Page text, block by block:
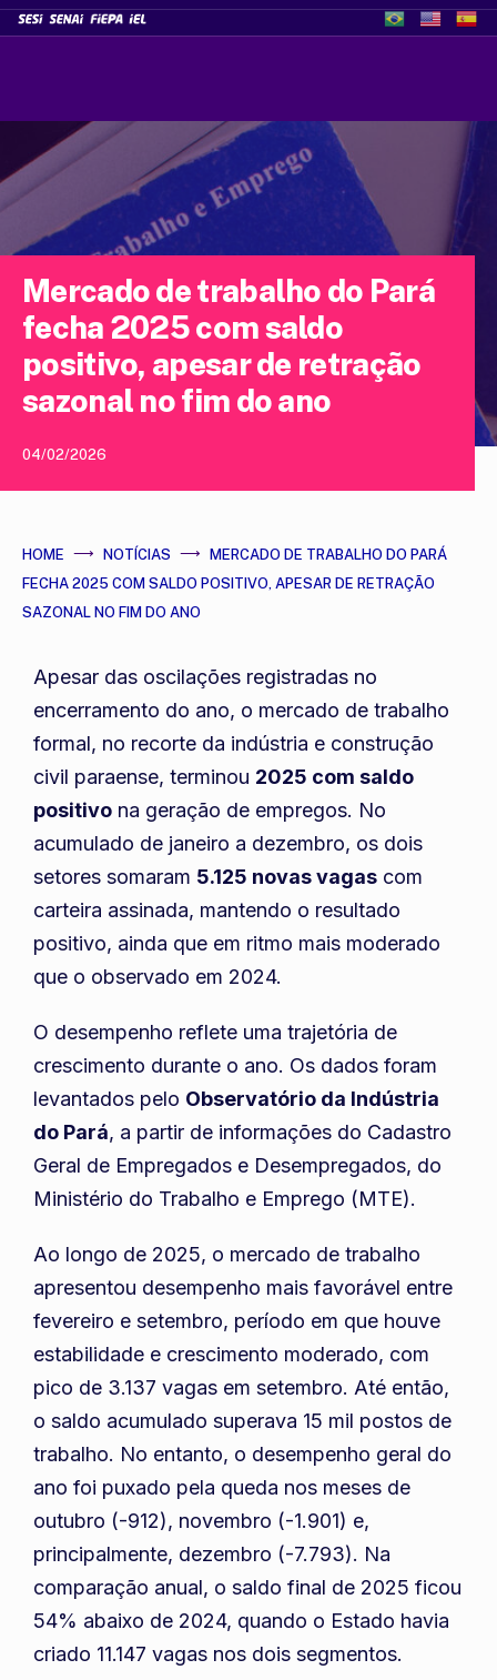
Mercado de trabalho do Pará
fecha 2025 com saldo
positivo, apesar de retração
sazonal no fim do ano
04/02/2026
HOME NOTÍCIAS
MERCADO DE TRABALHO DO PARÁ
FECHA 2025 COM SALDO POSITIVO, APESAR DE RETRAÇÃO
SAZONAL NO FIM DO ANO
Apesar das oscilações registradas no
encerramento do ano, o mercado de trabalho
formal, no recorte da indústria e construção
civil paraense, terminou 2025 com saldo
positivo na geração de empregos. No
acumulado de janeiro a dezembro, os dois
setores somaram 5.125 novas vagas com
carteira assinada, mantendo o resultado
positivo, ainda que em ritmo mais moderado
que o observado em 2024.
O desempenho reflete uma trajetória de
crescimento durante o ano. Os dados foram
levantados pelo Observatório da Indústria
do Pará, a partir de informações do Cadastro
Geral de Empregados e Desempregados, do
Ministério do Trabalho e Emprego (MTE).
Ao longo de 2025, o mercado de trabalho
apresentou desempenho mais favorável entre
fevereiro e setembro, período em que houve
estabilidade e crescimento moderado, com
pico de 3.137 vagas em setembro. Até então,
o saldo acumulado superava 15 mil postos de
trabalho. No entanto, o desempenho geral do
ano foi puxado pela queda nos meses de
outubro (-912), novembro (-1.901) e,
principalmente, dezembro (-7.793). Na
comparação anual, o saldo final de 2025 ficou
54% abaixo de 2024, quando o Estado havia
criado 11.147 vagas nos dois segmentos.